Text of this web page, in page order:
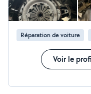
Réparation de voiture
Voir le